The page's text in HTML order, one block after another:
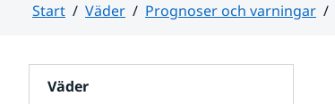
Start Väder Prognoser och varningar
Väder
för
varningar